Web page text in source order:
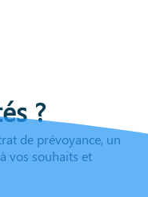
?
de prévoyance, un
vos souhaits et